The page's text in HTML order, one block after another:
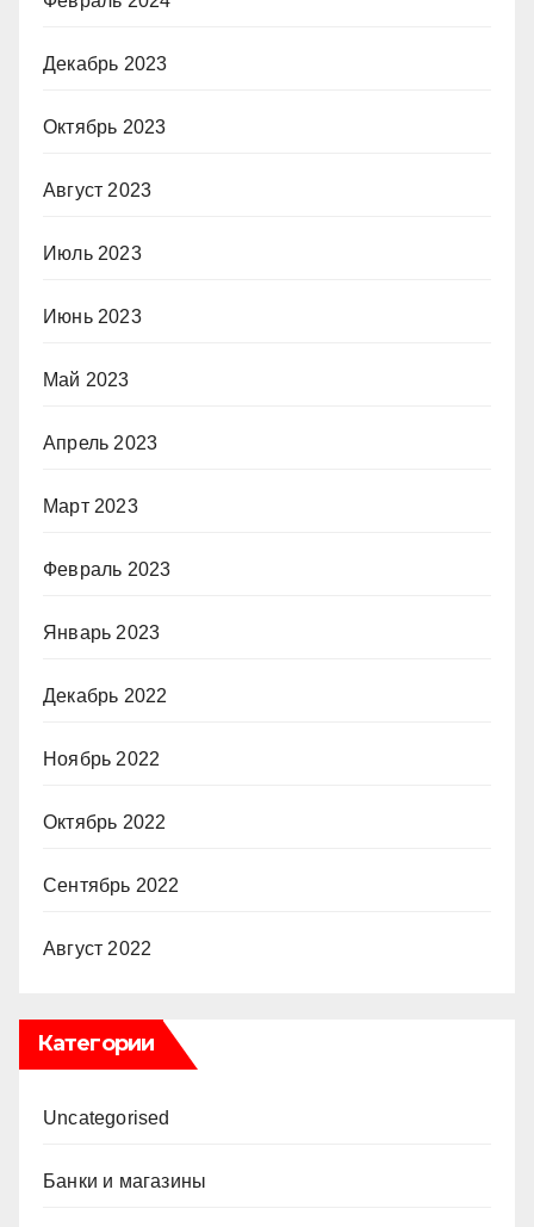
Декабрь 2023
Октябрь 2023
Август 2023
Июль 2023
Июнь 2023
Май 2023
Апрель 2023
Март 2023
Февраль 2023
Январь 2023
Декабрь 2022
Ноябрь 2022
Октябрь 2022
Сентябрь 2022
Август 2022
Категории
Uncategorised
Банки и магазины